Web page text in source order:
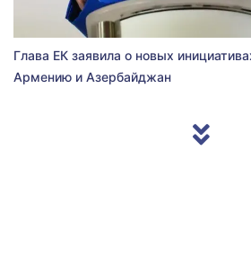
Глава ЕК заявила о новых
Армению и Азербайджан